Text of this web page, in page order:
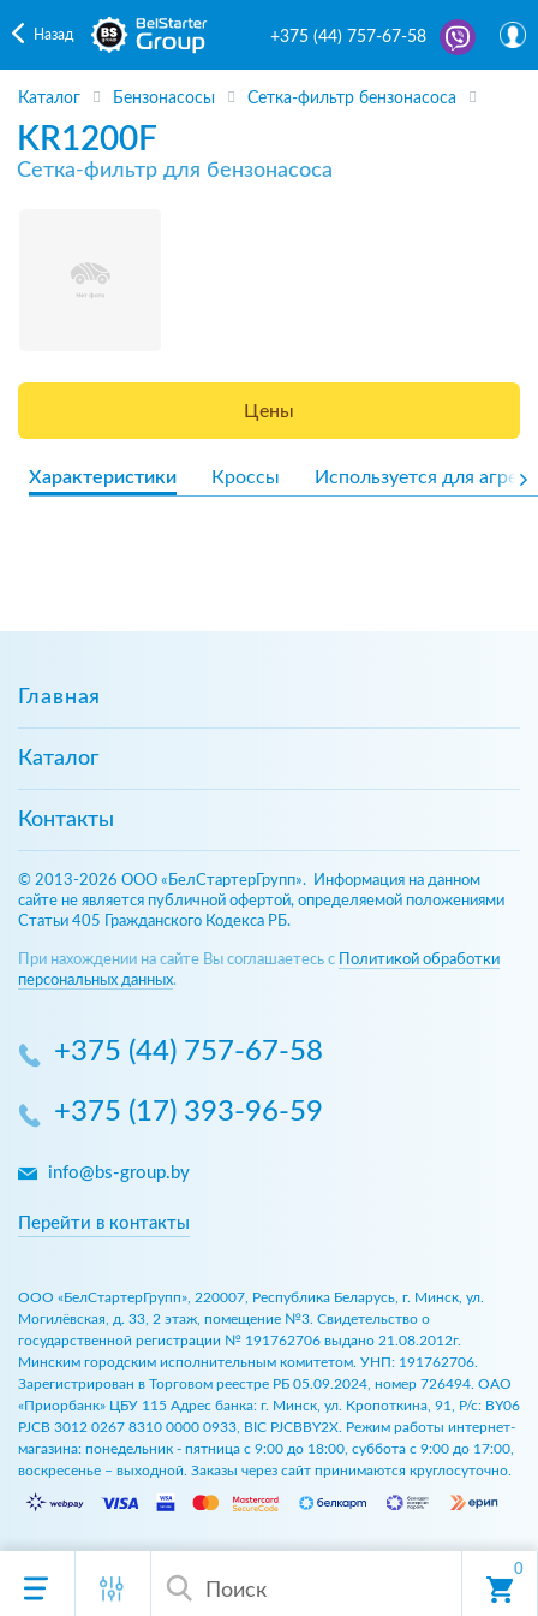
0
Назад +375 (44) 757-67-58
Каталог Бензонасосы Сетка-фильтр бензонасоса
KR1200F
Сетка-фильтр для бензонасоса
Цены
Характеристики Кроссы Используется для
Главная
Каталог
Контакты
© 2013-2026 ООО «БелСтартерГрупп». Информация на данном
сайте не является публичной офертой, определяемой положениями
Статьи 405 Гражданского Кодекса РБ.
При нахождении на сайте Вы соглашаетесь с
Политикой обработки
персональных данных.
+375 (44) 757-67-58
+375 (17) 393-96-59
info@bs-group.by
Перейти в контакты
ООО «БелСтартерГрупп», 220007, Республика Беларусь, г. Минск, ул.
Могилёвская, д. 33, 2 этаж, помещение №3. Свидетельство о
государственной регистрации № 191762706 выдано 21.08.2012г.
Минским городским исполнительным комитетом. УНП: 191762706.
Зарегистрирован в Торговом реестре РБ 05.09.2024, номер 726494. ОАО
«Приорбанк» ЦБУ 115 Адрес банка: г. Минск, ул. Кропоткина, 91, Р/с: BY06
PJCB 3012 0267 8310 0000 0933, BIC PJCBBY2X. Режим работы интернет-
магазина: понедельник - пятница с 9:00 до 18:00, суббота с 9:00 до 17:00,
воскресенье – выходной. Заказы через сайт принимаются круглосуточно.